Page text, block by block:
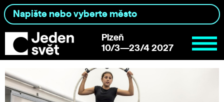
Plzeň
10/3—23/4 2027